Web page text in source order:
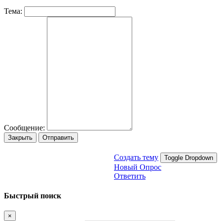
Тема:
Сообщение:
Закрыть Отправить
Создать тему Toggle Dropdown
Новый Опрос
Ответить
Быстрый поиск
×